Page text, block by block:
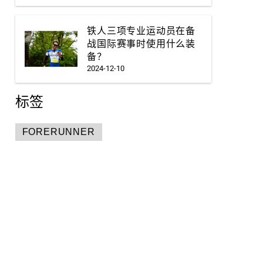
铁人三项专业运动员在备
战国际赛事时使用什么装
备？
2024-12-10
标签
FORERUNNER